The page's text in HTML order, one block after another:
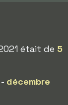
était de 5
décembre